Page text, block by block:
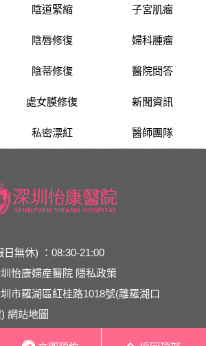
陰道緊縮
陰唇修復
陰蒂修復
處女膜修復
私密漂紅
子宮肌瘤
婦科腫瘤
醫院問答
新聞資訊
醫師團隊
日無休) ：08:30-21:00
怡康婦産醫院 隱私政策
市羅湖區紅桂路1018號(離羅湖口
)網站地圖